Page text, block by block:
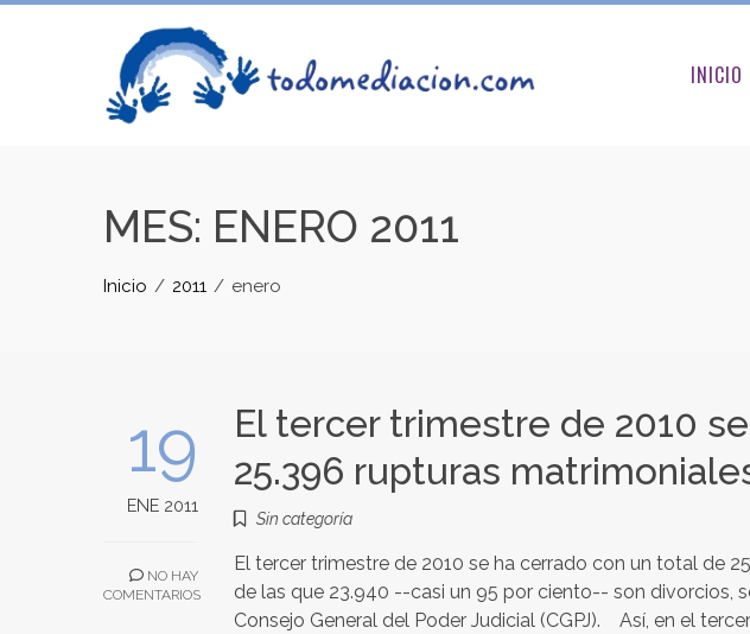
Skip
INICIO
MES: ENERO 2011
Inicio 2011 enero
19
ENE 2011
NO HAY
COMENTARIOS
El tercer trimestre de 2010
25.396 rupturas
Sin categoría
El tercer trimestre de 2010 se ha cerrado con un total de
de las que 23.940 --casi un 95 por ciento-- son divorcios,
Consejo General del Poder Judicial (CGPJ). Así, en el